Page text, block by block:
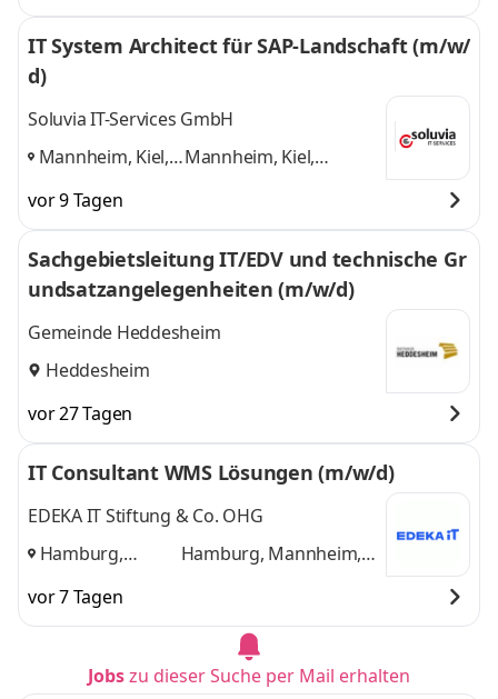
IT System Architect für SAP-Landschaft (m/w/
d)
Soluvia IT-Services GmbH
Mannheim, Kiel,
Main,
Mannheim, Kiel,
vor 9 Tagen
Sachgebietsleitung IT/EDV und technische Gr
undsatzangelegenheiten (m/w/d)
Gemeinde Heddesheim
Heddesheim
vor 27 Tagen
IT Consultant WMS Lösungen (m/w/d)
EDEKA IT Stiftung & Co. OHG
Hamburg,
Minden,
Hamburg, Mannheim,
vor 7 Tagen
Jobszu dieser Suche per Mail erhalten